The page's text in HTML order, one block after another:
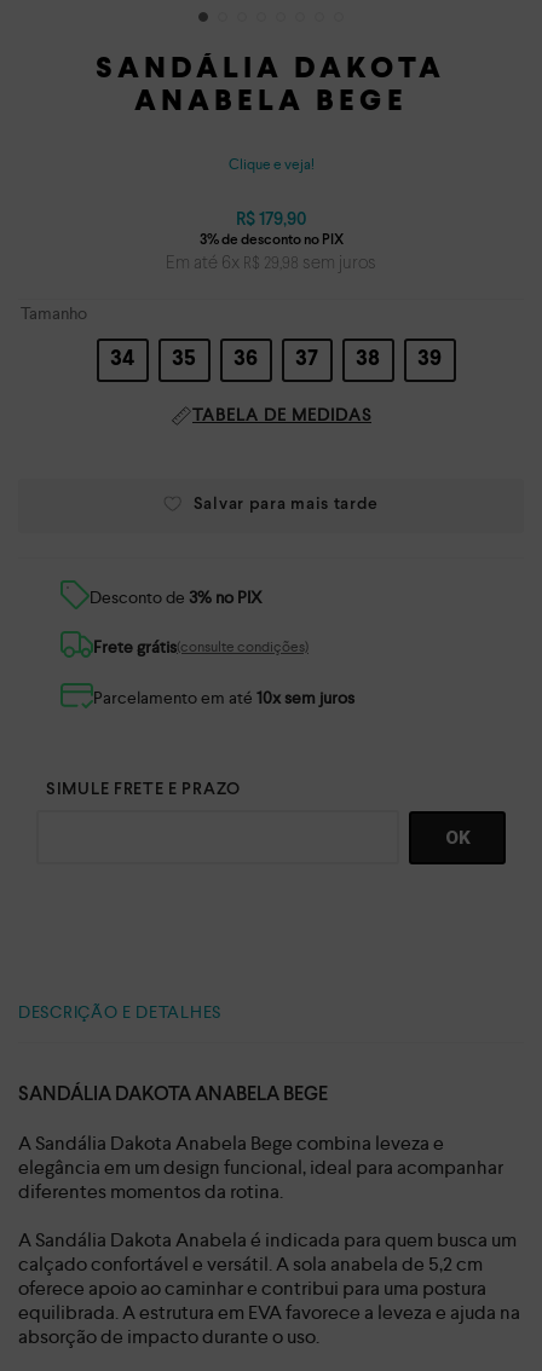
SANDÁLIA DAKOTA
ANABELA BEGE
Clique e veja!
R$ 179,90
Em até 6x R$ 29,98 sem juros
Tamanho
34 35 36 37 38 39
TABELA DE MEDIDAS
Desconto de 3% no PIX
Frete grátis(consulte condições)
Parcelamento em até 10x sem juros
DESCRIÇÃO E DETALHES
SANDÁLIA DAKOTA ANABELA BEGE
A Sandália Dakota Anabela Bege combina leveza e
elegância em um design funcional, ideal para acompanhar
diferentes momentos da rotina.
A Sandália Dakota Anabela é indicada para quem busca um
calçado confortável e versátil. A sola anabela de 5,2 cm
oferece apoio ao caminhar e contribui para uma postura
equilibrada. A estrutura em EVA favorece a leveza e ajuda na
absorção de impacto durante o uso.